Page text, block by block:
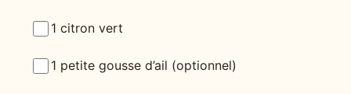
1 citron vert
1 petite gousse d’ail (optionnel)